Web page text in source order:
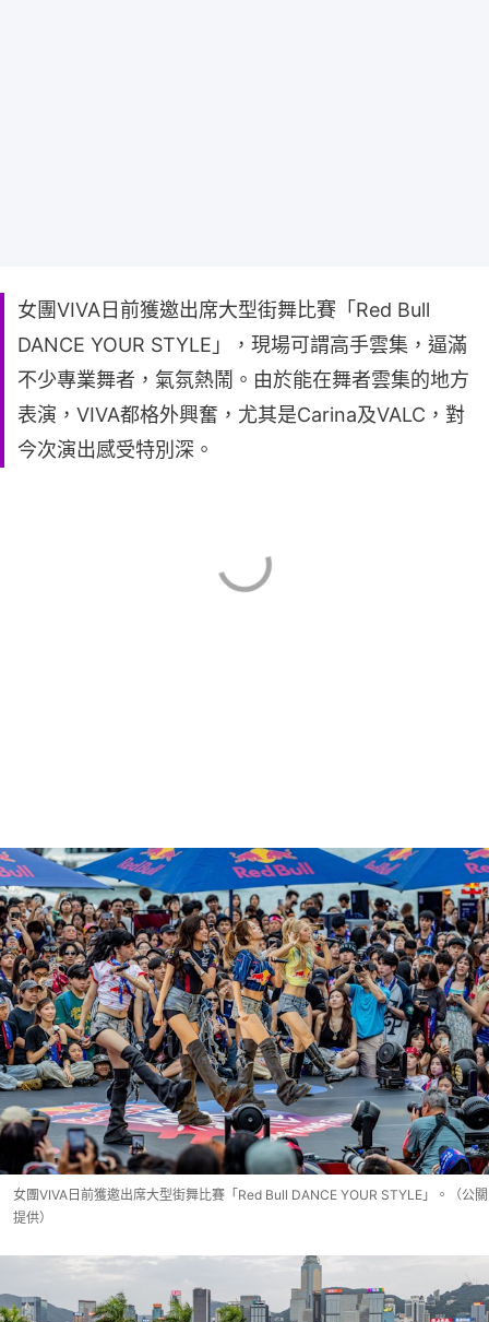
女團VIVA日前獲邀出席大型街舞比賽「Red Bull
DANCE YOUR STYLE」，現場可謂高手雲集，逼滿
不少專業舞者，氣氛熱鬧。由於能在舞者雲集的地方
表演，VIVA都格外興奮，尤其是Carina及VALC，對
今次演出感受特別深。
女團VIVA日前獲邀出席大型街舞比賽「Red Bull DANCE YOUR STYLE」。（公關
提供）